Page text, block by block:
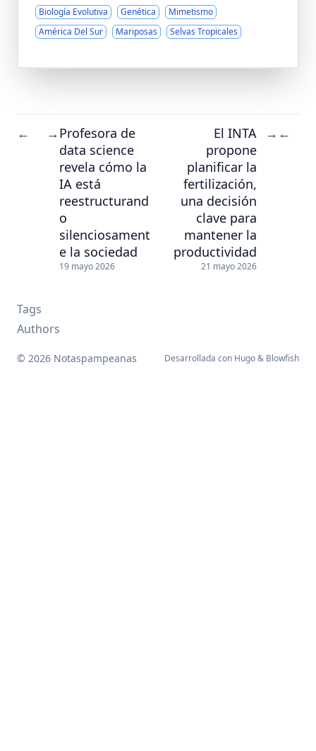
Biología Evolutiva Genética
Mimetismo
América Del Sur
Mariposas Selvas Tropicales
← →Profesora de
data science
revela cómo la
IA está
reestructurand
o
silenciosament
e la sociedad
19 mayo 2026
El INTA
propone
planificar la
fertilización,
una decisión
clave para
mantener la
productividad
21 mayo 2026
→ ←
Tags
Authors
© 2026 Notaspampeanas Desarrollada con Hugo& Blowfish